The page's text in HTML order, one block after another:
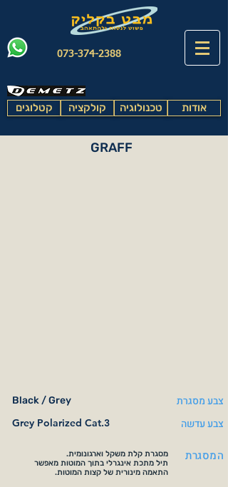
073-374-2388
קטלוגים קולקציה טכנולוגיה אודות
GRAFF
Black / Grey צבע מסגרת
Grey Polarized Cat.3 צבע עדשה
מסגרת קלת משקל וארגונומית.
תיל מתכת אינגרלי בתוך המוטות מאפשר
התאמה מינורית של קצות המוטות.
המסגרת